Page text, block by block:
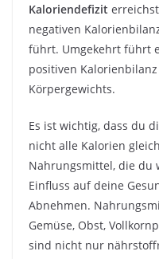
Kaloriendefizit
negativen
führt. Umgekehrt führt
positiven
Körpergewichts.
Es ist wichtig, dass du
nicht alle Kalorien
Nahrungsmittel, die du
Einfluss auf deine
Abnehmen.
Gemüse, Obst,
sind nicht nur